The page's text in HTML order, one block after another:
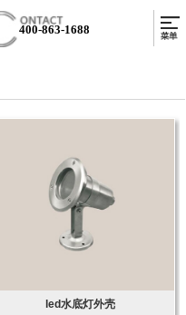
400-863-1688
led水底灯外壳